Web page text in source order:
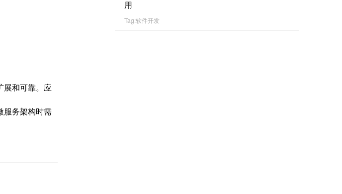
展和可靠。应
服务架构时需
用
Tag:软件开发